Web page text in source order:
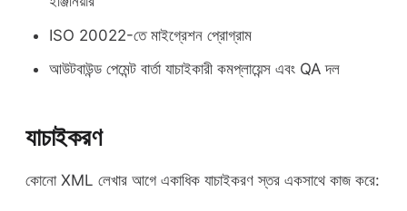
ISO 20022-তে মাইগ্রেশন প্রোগ্রাম
আউটবাউন্ড পেমেন্ট বার্তা যাচাইকারী কমপ্লায়েন্স এবং QA দল
যাচাইকরণ
কোনো XML লেখার আগে একাধিক যাচাইকরণ স্তর একসাথে কাজ করে: